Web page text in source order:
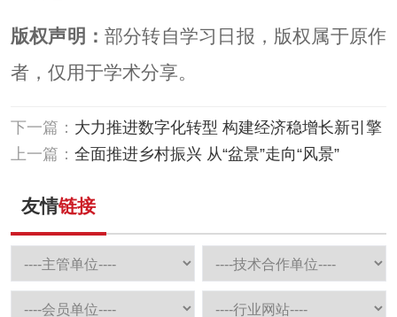
版权声明：部分转自学习日报，版权属于原作
者，仅用于学术分享。
下一篇： 大力推进数字化转型 构建经济稳增长新引擎
上一篇： 全面推进乡村振兴 从“盆景”走向“风景”
友情链接